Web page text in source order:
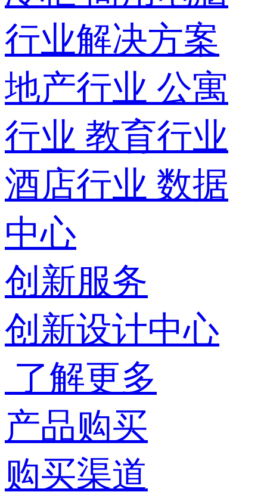
行业解决方案
地产行业 公寓
行业 教育行业
酒店行业 数据
中心
创新服务
创新设计中心
了解更多
产品购买
购买渠道